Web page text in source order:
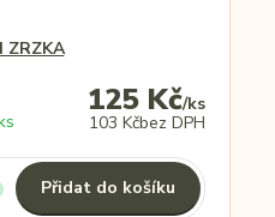
ZRZKA
125 Kč/ks
103 Kčbez DPH
Přidat do košíku